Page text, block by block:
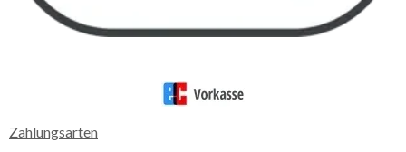
Zahlungsarten